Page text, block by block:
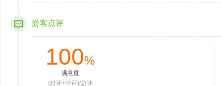
游客点评
100%
满意度
(好评+中评)/总评